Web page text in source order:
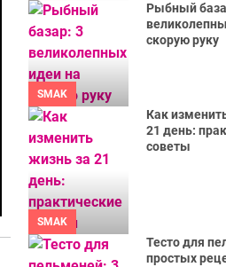
SMAK
Рыбный
скорую руку
SMAK
Как
21 день:
советы
Тесто для
простых